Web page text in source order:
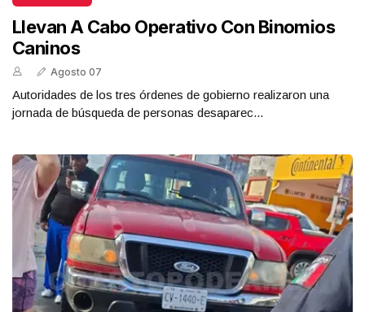
Llevan A Cabo Operativo Con Binomios
Caninos
Agosto 07
Autoridades de los tres órdenes de gobierno realizaron una
jornada de búsqueda de personas desaparec...